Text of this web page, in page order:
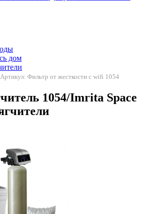
дом
Артикул: Фильтр от жесткости с wifi 1054
1054/Imrita Space